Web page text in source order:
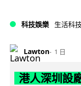
科技娛樂 生活科技
Lawton 1 日
港人深圳設